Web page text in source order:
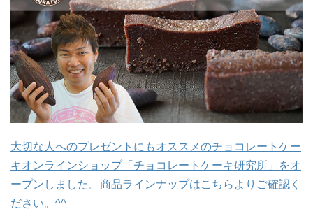
大切な人へのプレゼントにもオススメのチョコレートケー
キオンラインショップ「チョコレートケーキ研究所」をオ
ープンしました。商品ラインナップはこちらよりご確認く
ださい。^^